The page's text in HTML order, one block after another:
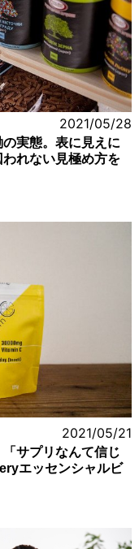
2021/05/28
実態。表に見えに
れない見極め方を
2021/05/21
サプリなんて信じ
エッセンシャルビ